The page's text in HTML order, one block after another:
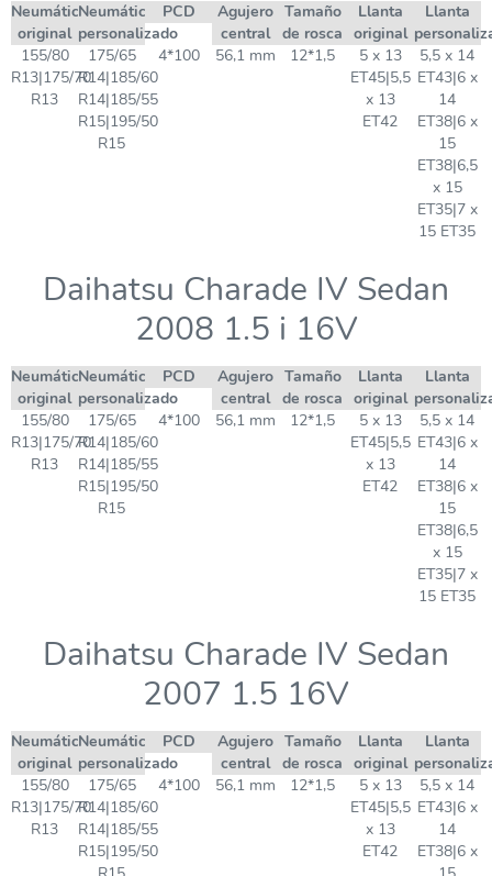
Neumático
original
Neumático
personalizado
PCD
Agujero
central
Tamaño
de rosca
Llanta
original
Llanta
155/80
R13|175/70
R13
175/65
R14|185/60
R14|185/55
R15|195/50
R15
4*100 56,1 mm 12*1,5
5 x 13
ET45|5,5
x 13
ET42
5,5 x 14
ET43|6 x
14
ET38|6 x
15
ET38|6,5
x 15
ET35|7 x
15 ET35
Daihatsu Charade IV Sedan
2008 1.5 i 16V
Neumático
original
Neumático
personalizado
PCD
Agujero
central
Tamaño
de rosca
Llanta
original
Llanta
155/80
R13|175/70
R13
175/65
R14|185/60
R14|185/55
R15|195/50
R15
4*100 56,1 mm 12*1,5
5 x 13
ET45|5,5
x 13
ET42
5,5 x 14
ET43|6 x
14
ET38|6 x
15
ET38|6,5
x 15
ET35|7 x
15 ET35
Daihatsu Charade IV Sedan
2007 1.5 16V
Neumático
original
Neumático
personalizado
PCD
Agujero
central
Tamaño
de rosca
Llanta
original
Llanta
155/80
R13|175/70
R13
175/65
R14|185/60
R14|185/55
R15|195/50
4*100 56,1 mm 12*1,5
5 x 13
ET45|5,5
x 13
ET42
5,5 x 14
ET43|6 x
14
ET38|6 x